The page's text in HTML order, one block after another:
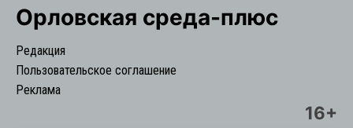
Орловская cреда-плюс
Редакция
Пользовательское соглашение
Реклама
16+